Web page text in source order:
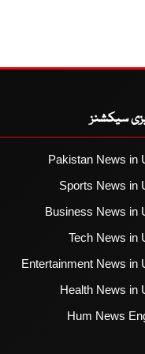
سیکشنز
Pakistan News in
Sports News in
Business News in
Tech News in
Entertainment News in
Health News in
Hum News